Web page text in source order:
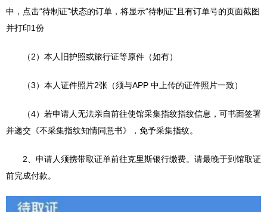
中，点击“待制证”状态的订单，将显示“待制证”且有订单号的页面截图
并打印1份
（2）本人旧护照或旅行证等原件（如有）
（3）本人证件照片2张（须与APP 中上传的证件照片一致）
（4）若申请人无法亲自前往使馆采集指纹指纹信息，可书面签署
并递交《不采集指纹知情同意书》，免予采集指纹。
2、申请人须携带取证单前往克里斯银行缴费。请最晚于到馆取证
前完成付款。